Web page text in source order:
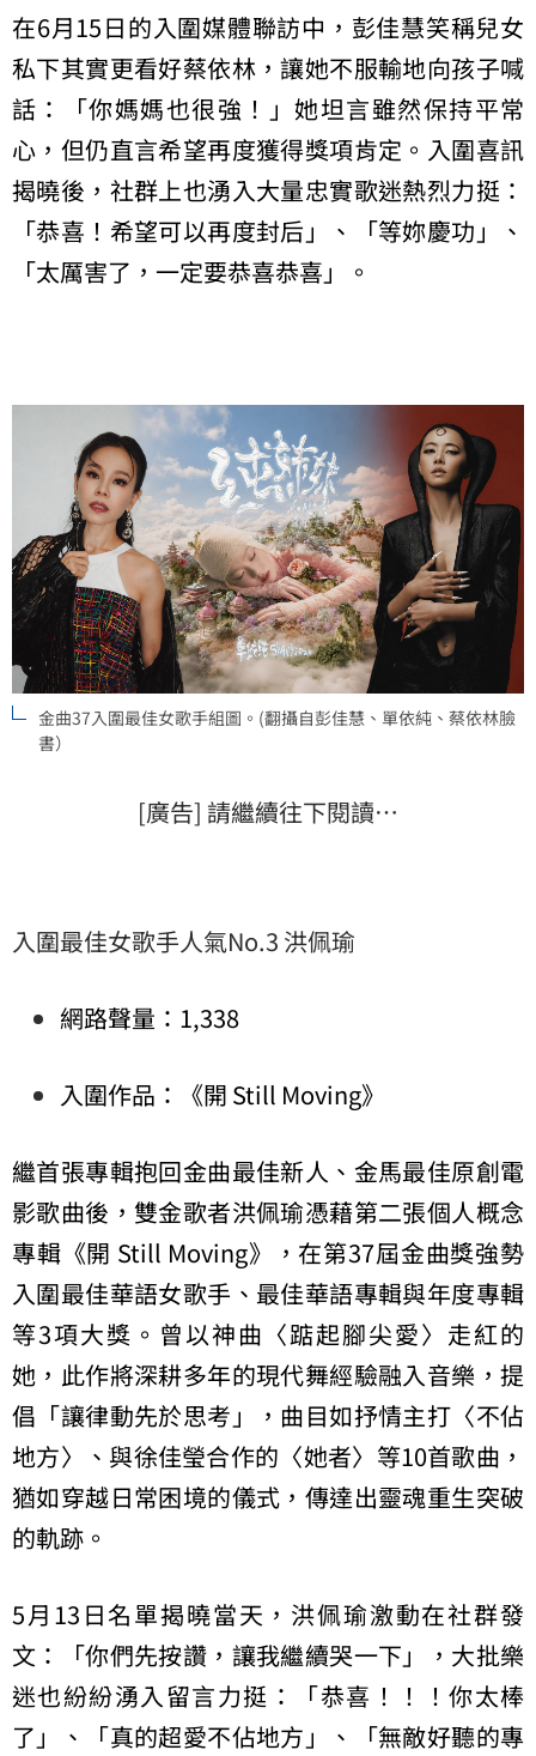
在6月15日的入圍媒體聯訪中，彭佳慧笑稱兒女
私下其實更看好蔡依林，讓她不服輸地向孩子喊
話：「你媽媽也很強！」她坦言雖然保持平常
心，但仍直言希望再度獲得獎項肯定。入圍喜訊
揭曉後，社群上也湧入大量忠實歌迷熱烈力挺：
「恭喜！希望可以再度封后」、「等妳慶功」、
「太厲害了，一定要恭喜恭喜」。
金曲37入圍最佳女歌手組圖。(翻攝自彭佳慧、單依純、蔡依林臉
書）
[廣告] 請繼續往下閱讀…
入圍最佳女歌手人氣No.3 洪佩瑜
網路聲量：1,338
入圍作品：《開 Still Moving》
繼首張專輯抱回金曲最佳新人、金馬最佳原創電
影歌曲後，雙金歌者洪佩瑜憑藉第二張個人概念
專輯《開 Still Moving》，在第37屆金曲獎強勢
入圍最佳華語女歌手、最佳華語專輯與年度專輯
等3項大獎。曾以神曲〈踮起腳尖愛〉走紅的
她，此作將深耕多年的現代舞經驗融入音樂，提
倡「讓律動先於思考」，曲目如抒情主打〈不佔
地方〉、與徐佳瑩合作的〈她者〉等10首歌曲，
猶如穿越日常困境的儀式，傳達出靈魂重生突破
的軌跡。
5月13日名單揭曉當天，洪佩瑜激動在社群發
文：「你們先按讚，讓我繼續哭一下」，大批樂
迷也紛紛湧入留言力挺：「恭喜！！！你太棒
了」、「真的超愛不佔地方」、「無敵好聽的專